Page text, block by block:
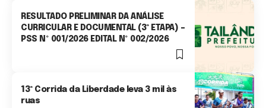
RESULTADO PRELIMINAR DA ANÁLISE
CURRICULAR E DOCUMENTAL (3ª ETAPA) –
PSS Nº 001/2026 EDITAL Nº 002/2026
13ª Corrida da Liberdade leva 3 mil às
ruas